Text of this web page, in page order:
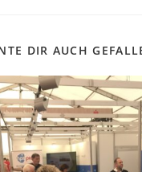
DIR AUCH